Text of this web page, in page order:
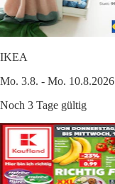
IKEA
Mo. 3.8. - Mo. 10.8.2026
Noch 3 Tage gültig